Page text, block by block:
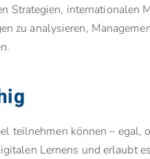
Strategien, internationalen
zu analysieren,
teilnehmen können – egal,
Lernens und erlaubt